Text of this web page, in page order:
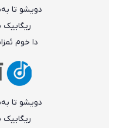
دویشو تا
دا خوم
دویشو تا